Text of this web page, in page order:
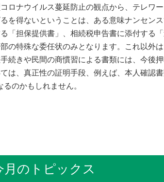
ロナウイルス蔓延防止の観点から、テレワ
を得ないということは、ある意味ナンセン
「担保提供書」、相続税申告書に添付する
の特殊な委任状のみとなります。これ以外
続きや民間の商慣習による書類には、今後
は、真正性の証明手段、例えば、本人確認
るのかもしれません。
月のトピックス